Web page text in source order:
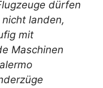
dürfen
landen,
mit
Maschinen